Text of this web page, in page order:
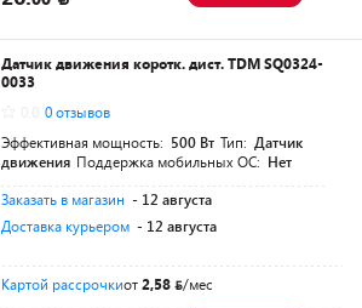
Датчик движения коротк. дист. TDM SQ0324-
0033
0 отзывов
Эффективная мощность: 500 Вт Тип: Датчик
движения Поддержка мобильных ОС: Нет
Заказать в магазин - 12 августа
Доставка курьером - 12 августа
Картой рассрочкиот2,58 /мес